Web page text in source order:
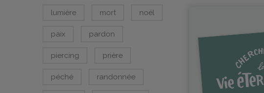
lumière mort noël
paix pardon
piercing prière
péché randonnée